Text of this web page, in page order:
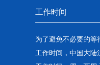
工作时间
为了避免不必要的等
工作时间，中国大陆